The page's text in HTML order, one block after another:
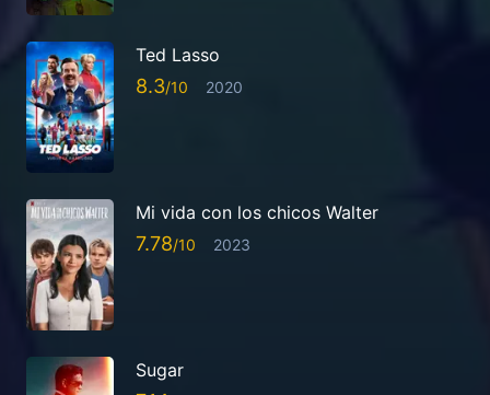
Ted Lasso
8.3 2020
Mi vida con los chicos Walter
7.78 2023
Sugar